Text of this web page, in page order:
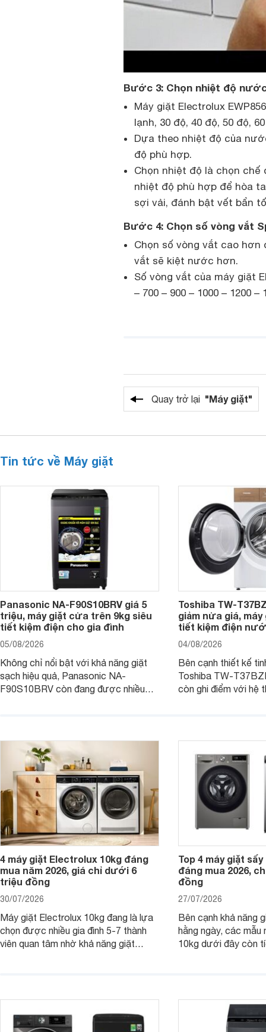
Bước 3: Chọn nhiệt độ
Máy giặt Electrolux
lạnh, 30 độ, 40 độ, 50 độ,
Dựa theo nhiệt độ của
độ phù hợp.
Chọn nhiệt độ là chọn
nhiệt độ phù hợp để hòa
sợi vải, đánh bật vết bẩn
Bước 4: Chọn số vòng vắt
Chọn số vòng vắt cao
vắt sẽ kiệt nước hơn.
Số vòng vắt của máy giặt
– 700 – 900 – 1000 – 1200
Quay trở lại "Máy giặt"
Tin tức về Máy giặt
Panasonic NA-F90S10BRV giá 5
triệu, máy giặt cửa trên 9kg siêu
tiết kiệm điện cho gia đình
05/08/2026
Không chỉ nổi bật với khả năng giặt
sạch hiệu quả, Panasonic NA-
F90S10BRV còn đang được nhiều
giặt cửa trên 9kg.
Toshiba TW-
giảm nửa giá,
tiết kiệm điện
04/08/2026
Bên cạnh thiết kế
Toshiba TW-
còn ghi điểm với hệ
giặt.
4 máy giặt Electrolux 10kg đáng
mua năm 2026, giá chỉ dưới 6
triệu đồng
30/07/2026
Máy giặt Electrolux 10kg đang là lựa
chọn được nhiều gia đình 5-7 thành
viên quan tâm nhờ khả năng giặt
Top 4 máy giặt
đáng mua 2026,
đồng
27/07/2026
Bên cạnh khả năng
hằng ngày, các mẫu
10kg dưới đây còn